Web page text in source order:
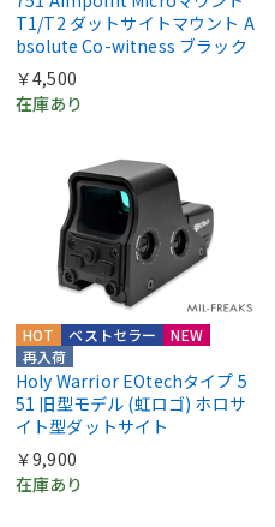
T1/T2 ダットサイトマウント A
bsolute Co-witness ブラック
￥4,500
在庫あり
HOT
NEW
再入荷
ベストセラー
Holy Warrior EOtechタイプ 5
51 旧型モデル (虹ロゴ) ホロサ
イト型ダットサイト
￥9,900
在庫あり